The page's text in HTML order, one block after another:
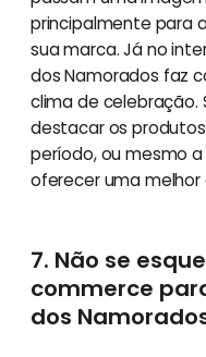
principalmente para
sua marca. Já no
dos Namorados faz
clima de celebração.
destacar os
período, ou mesmo
oferecer uma melhor
7. Não se
commerce
dos